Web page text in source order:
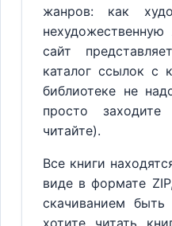
жанров: как
сайт
каталог ссылок с
библиотеке не
просто
читайте).
Все книги
виде в формате
скачиванием
хотите читать